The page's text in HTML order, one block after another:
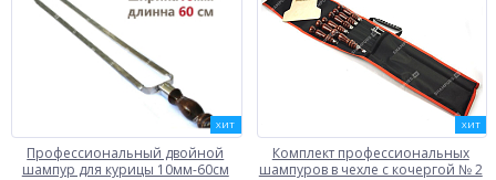
ХИТ
Профессиональный двойной
шампур для курицы 10мм-60см
ХИТ
Комплект профессиональных
шампуров в чехле с кочергой № 2